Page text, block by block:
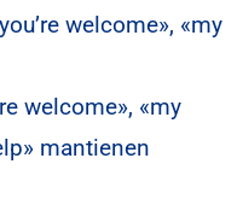
welcome», «my
welcome», «my
mantienen